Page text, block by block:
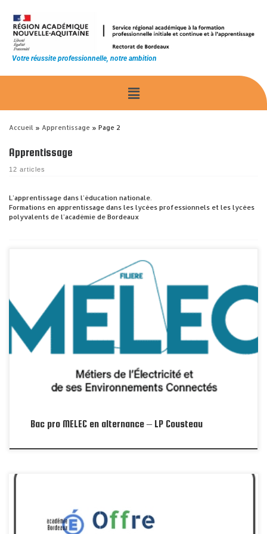
Votre réussite professionnelle, notre ambition
Accueil » Apprentissage » Page 2
Apprentissage
12 articles
L’apprentissage dans l’éducation nationale.
Formations en apprentissage dans les lycées professionnels et les lycées
polyvalents de l’académie de Bordeaux
Grand Carénage - bac pro melec en apprentissage - LP Cousteau Portail
apprenants
Bac pro MELEC en alternance – LP Cousteau